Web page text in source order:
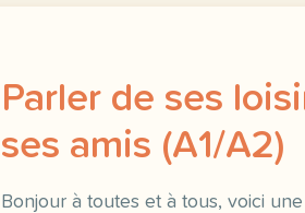
Parler de ses
ses amis (A1/A2)
Bonjour à toutes et à tous, voici